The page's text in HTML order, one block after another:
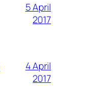
5 April
2017
4 April
2017